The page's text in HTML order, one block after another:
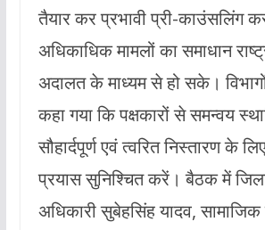
तैयार कर प्रभावी प्री-काउंसलिंग
अधिकाधिक मामलों का समाधान
अदालत के माध्यम से हो सके।
कहा गया कि पक्षकारों से समन्वय
सौहार्दपूर्ण एवं त्वरित निस्तारण के
प्रयास सुनिश्चित करें। बैठक में जिला
अधिकारी सुबेहसिंह यादव, सामाजिक